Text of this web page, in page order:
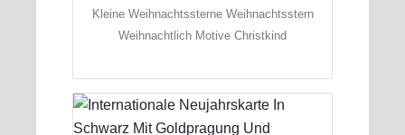
Kleine Weihnachtssterne Weihnachtsstern
Weihnachtlich Motive Christkind